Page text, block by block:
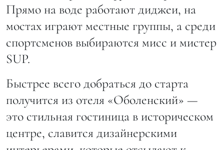
Прямо на воде работают диджеи, на
мостах играют местные группы, а среди
спортсменов выбираются мисс и мистер
SUP.
Быстрее всего добраться до старта
получится из отеля «Оболенский» —
это стильная гостиница в историческом
центре, славится дизайнерскими